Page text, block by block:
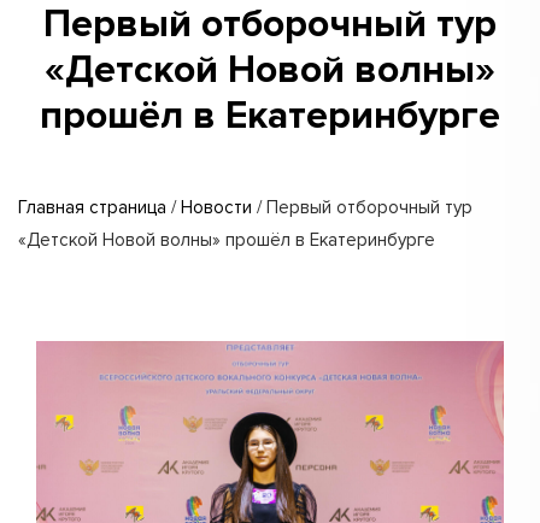
Первый отборочный тур
«Детской Новой волны»
прошёл в Екатеринбурге
Главная страница / Новости / Первый отборочный тур
«Детской Новой волны» прошёл в Екатеринбурге